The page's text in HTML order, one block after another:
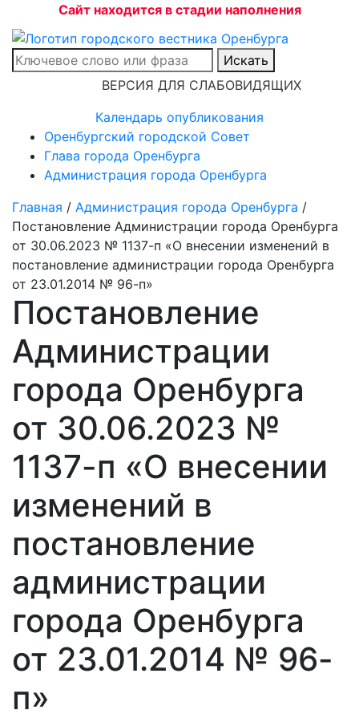
Сайт находится в стадии наполнения
Искать
ВЕРСИЯ ДЛЯ СЛАБОВИДЯЩИХ
Календарь опубликования
Оренбургский городской Совет
Глава города Оренбурга
Администрация города Оренбурга
Главная / Администрация города Оренбурга /
Постановление Администрации города Оренбурга
от 30.06.2023 № 1137-п «О внесении изменений в
постановление администрации города Оренбурга
от 23.01.2014 № 96-п»
Постановление
Администрации
города Оренбурга
от 30.06.2023 №
1137-п «О внесении
изменений в
постановление
администрации
города Оренбурга
от 23.01.2014 № 96-
п»